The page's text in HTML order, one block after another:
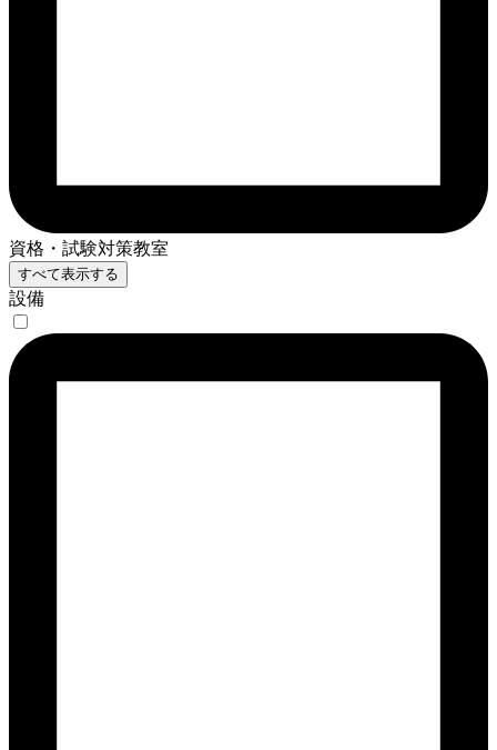
資格・試験対策教室
すべて表示する
設備